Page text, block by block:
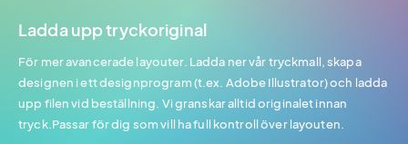
Ladda upp tryckoriginal
För mer avancerade layouter. Ladda ner vår tryckmall, skapa
designen i ett designprogram (t.ex. Adobe Illustrator) och ladda
upp filen vid beställning. Vi granskar alltid originalet innan
tryck.Passar för dig som vill ha full kontroll över layouten.